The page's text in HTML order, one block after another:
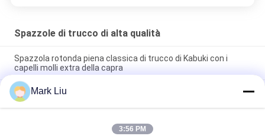
Spazzole di trucco di alta qualità
Spazzola rotonda piena classica di trucco di Kabuki con i
capelli molli extra della capra
Spazzola di trucco dei capelli della capra del fan di bellezza di
Vonira grande/spazzole di qualità superiore di trucco maniglia
di legno
Mark Liu
3:56 PM